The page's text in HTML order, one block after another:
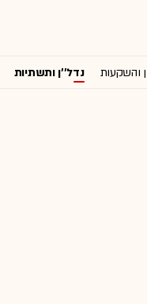
והשקעות נדל''ן ותשתיות